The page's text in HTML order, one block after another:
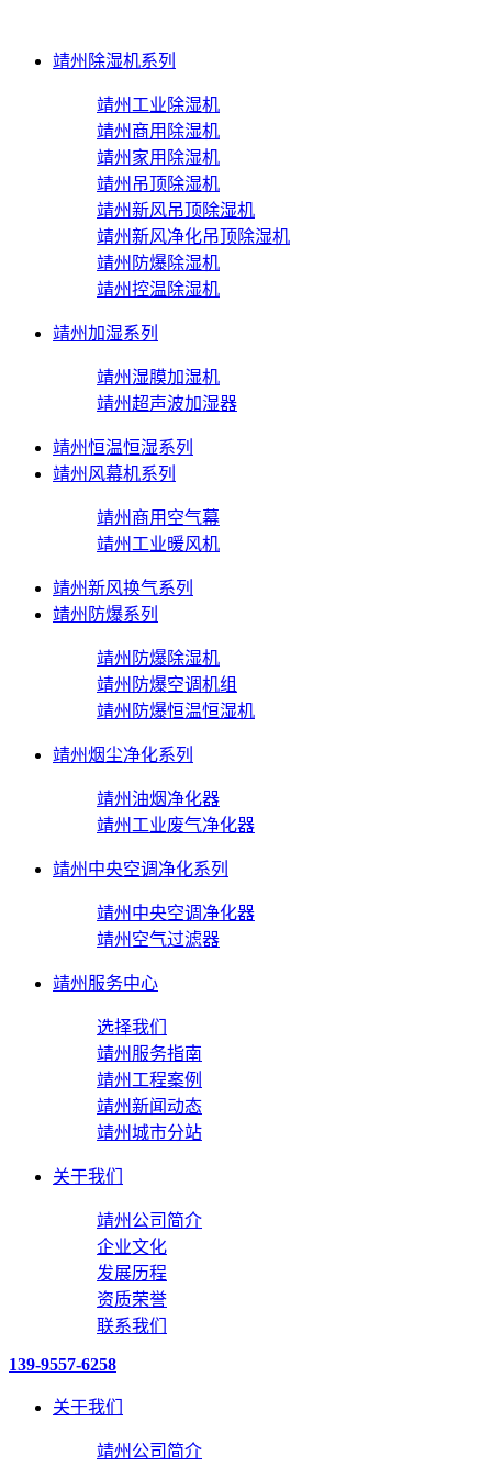
靖州除湿机系列
靖州工业除湿机
靖州商用除湿机
靖州家用除湿机
靖州吊顶除湿机
靖州新风吊顶除湿机
靖州新风净化吊顶除湿机
靖州防爆除湿机
靖州控温除湿机
靖州加湿系列
靖州湿膜加湿机
靖州超声波加湿器
靖州恒温恒湿系列
靖州风幕机系列
靖州商用空气幕
靖州工业暖风机
靖州新风换气系列
靖州防爆系列
靖州防爆除湿机
靖州防爆空调机组
靖州防爆恒温恒湿机
靖州烟尘净化系列
靖州油烟净化器
靖州工业废气净化器
靖州中央空调净化系列
靖州中央空调净化器
靖州空气过滤器
靖州服务中心
选择我们
靖州服务指南
靖州工程案例
靖州新闻动态
靖州城市分站
关于我们
靖州公司简介
企业文化
发展历程
资质荣誉
联系我们
139-9557-6258
关于我们
靖州公司简介